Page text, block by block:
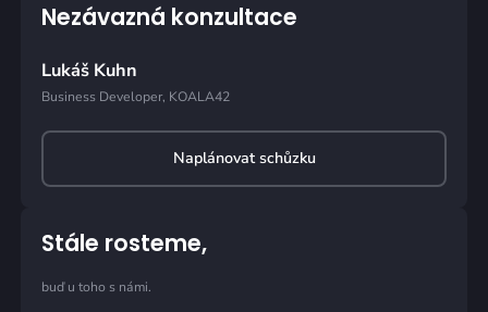
Nezávazná konzultace
Lukáš Kuhn
Business Developer, KOALA42
Naplánovat schůzku
Stále rosteme,
buď u toho s námi.